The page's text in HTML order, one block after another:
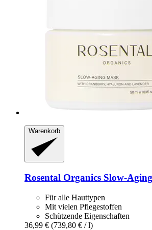
Warenkorb
Rosental Organics Slow-​
Für alle Hauttypen
Mit vielen Pflegestoffen
Schützende Eigenschaften
36,99 € (739,80 € / l)